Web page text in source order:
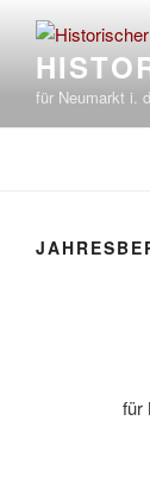
Inhalt
springen
für Neumarkt i.
für